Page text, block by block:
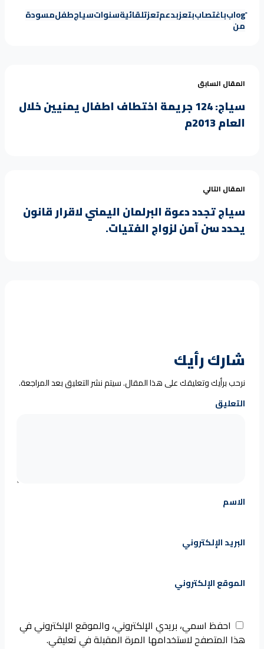
logبباغتصاببتعزبدعمتعزتلقائيةسنواتسياجطفلمسودة
من
المقال السابق
سياج: 124 جريمة اختطاف اطفال يمنيين خلال
العام 2013م
المقال التالي
سياج تجدد دعوة البرلمان اليمني لاقرار قانون
يحدد سن آمن لزواج الفتيات.
شارك رأيك
نرحب برأيك وتعليقك على هذا المقال. سيتم نشر التعليق بعد المراجعة.
التعليق
الاسم
البريد الإلكتروني
الموقع الإلكتروني
احفظ اسمي، بريدي الإلكتروني، والموقع الإلكتروني في
هذا المتصفح لاستخدامها المرة المقبلة في تعليقي.